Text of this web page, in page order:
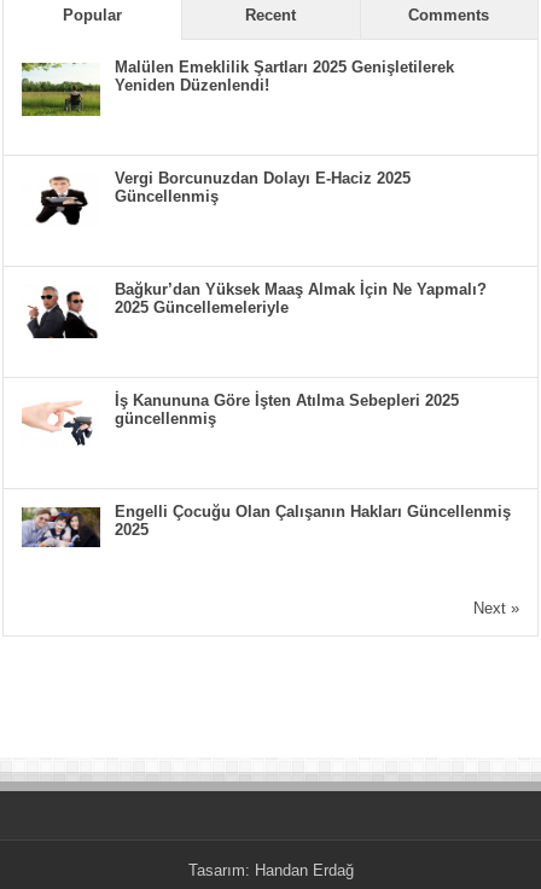
Popular Recent Comments
Malülen Emeklilik Şartları 2025 Genişletilerek
Yeniden Düzenlendi!
Vergi Borcunuzdan Dolayı E-Haciz 2025
Güncellenmiş
Bağkur’dan Yüksek Maaş Almak İçin Ne Yapmalı?
2025 Güncellemeleriyle
İş Kanununa Göre İşten Atılma Sebepleri 2025
güncellenmiş
Engelli Çocuğu Olan Çalışanın Hakları Güncellenmiş
2025
Next »
Tasarım: Handan Erdağ